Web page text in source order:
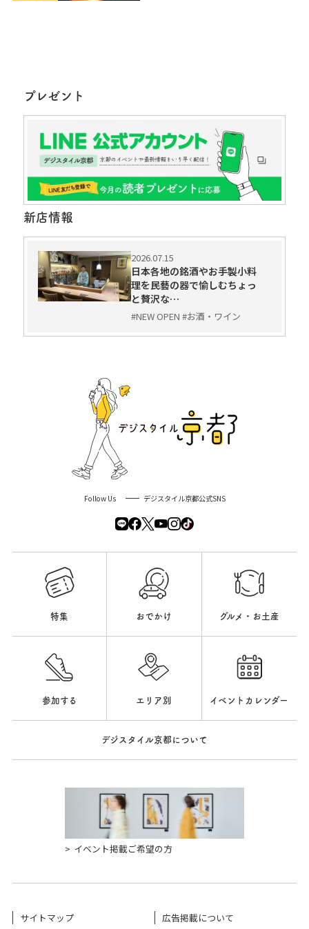
プレゼント
新店情報
2026.07.15
日本各地の銘酒やお手製小料
理を民藝の器で愉しむちょっ
と贅沢な…
#NEW OPEN #お酒・ワイン
Follow Us デジスタイル京都公式SNS
特集 おでかけ グルメ・お土産
参加する エリア別 イベントカレンダー
デジスタイル京都について
イベント掲載ご希望の方
サイトマップ 広告掲載について